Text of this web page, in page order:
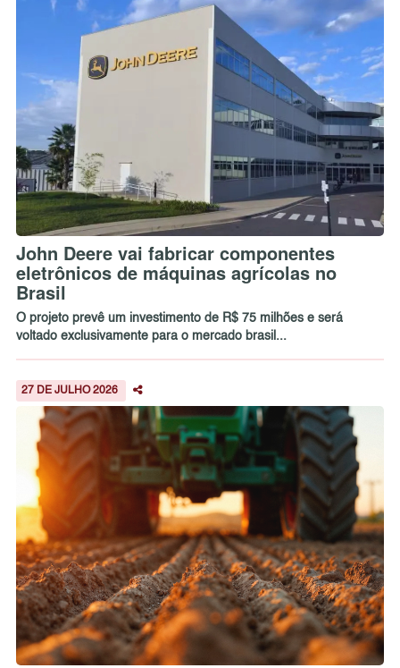
John Deere vai fabricar componentes
eletrônicos de máquinas agrícolas no
Brasil
O projeto prevê um investimento de R$ 75 milhões e será
voltado exclusivamente para o mercado brasil...
27 DE JULHO 2026